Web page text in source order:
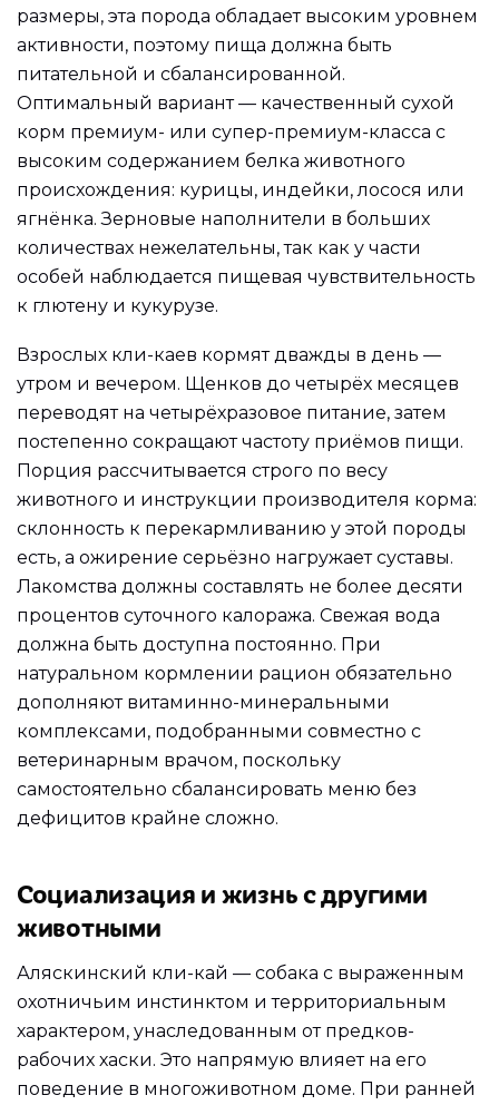
размеры, эта порода обладает высоким уровнем
активности, поэтому пища должна быть
питательной и сбалансированной.
Оптимальный вариант — качественный сухой
корм премиум- или супер-премиум-класса с
высоким содержанием белка животного
происхождения: курицы, индейки, лосося или
ягнёнка. Зерновые наполнители в больших
количествах нежелательны, так как у части
особей наблюдается пищевая чувствительность
к глютену и кукурузе.
Взрослых кли-каев кормят дважды в день —
утром и вечером. Щенков до четырёх месяцев
переводят на четырёхразовое питание, затем
постепенно сокращают частоту приёмов пищи.
Порция рассчитывается строго по весу
животного и инструкции производителя корма:
склонность к перекармливанию у этой породы
есть, а ожирение серьёзно нагружает суставы.
Лакомства должны составлять не более десяти
процентов суточного калоража. Свежая вода
должна быть доступна постоянно. При
натуральном кормлении рацион обязательно
дополняют витаминно-минеральными
комплексами, подобранными совместно с
ветеринарным врачом, поскольку
самостоятельно сбалансировать меню без
дефицитов крайне сложно.
Социализация и жизнь с другими
животными
Аляскинский кли-кай — собака с выраженным
охотничьим инстинктом и территориальным
характером, унаследованным от предков-
рабочих хаски. Это напрямую влияет на его
поведение в многоживотном доме. При ранней